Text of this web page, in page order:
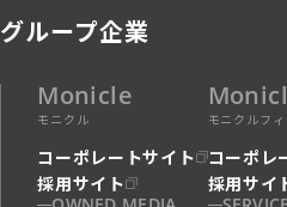
グループ企業
Monicle
モニクル
コーポレートサイト
採用サイト
モニクルフ
コーポレ
採用サイ